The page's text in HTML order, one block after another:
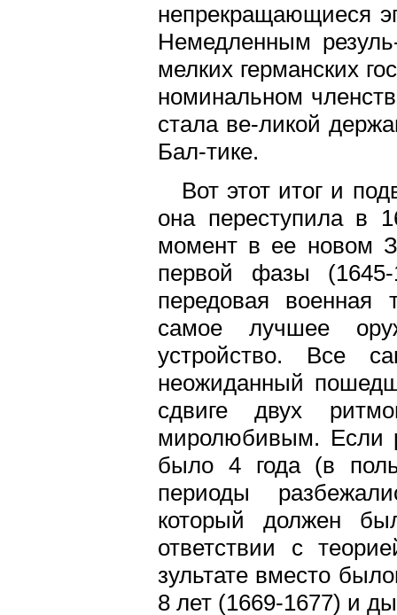
непрекращающиеся
Немедленным
мелких германских
номинальном
стала ве-ликой
Бал-тике.
Вот этот итог и
она переступила в
момент в ее новом
первой фазы
передовая военная
самое лучшее
устройство. Все
неожиданный
сдвиге двух
миролюбивым. Если
было 4 года (в
периоды
который должен
ответствии с
зультате вместо
8 лет (1669-1677) и